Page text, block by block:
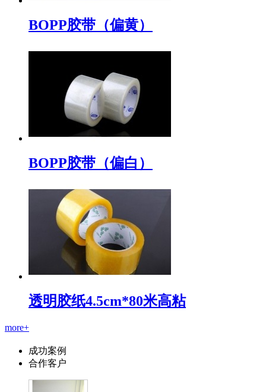
BOPP胶带（偏黄）
BOPP胶带（偏白）
透明胶纸4.5cm*80米高粘
more+
成功案例
合作客户